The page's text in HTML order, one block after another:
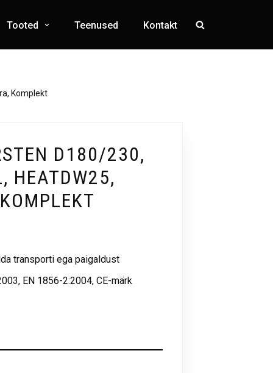
Tooted Teenused Kontakt
Komplekt
D180/230,
HEATDW25,
transporti ega paigaldust
EN 1856-2:2004, CE-märk